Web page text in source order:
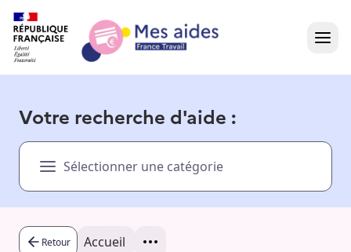
Présentation vidéo
Besoin d'aide ?
Votre recherche d'aide :
Sélectionner une catégorie
Retour Accueil